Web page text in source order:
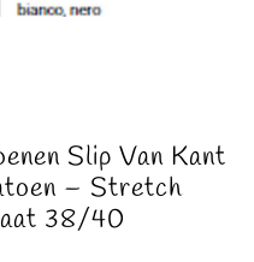
Slip Van Kant
– Stretch
38/40